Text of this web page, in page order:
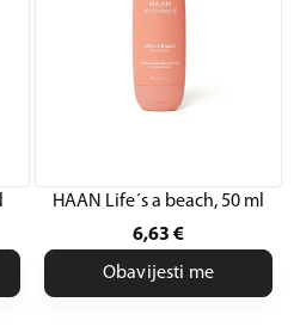
HAAN Life´s a beach, 50 ml
6,63 €
Obavijesti me